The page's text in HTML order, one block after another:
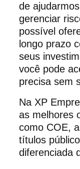
de
gerenciar
possível
longo prazo
seus
você pode
precisa sem
Na XP
as melhores
como COE,
títulos
diferenciada